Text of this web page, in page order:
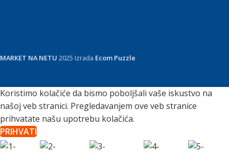
MARKET NA NETU 2025 Izrada Ecom Puzzle
Koristimo kolačiće da bismo poboljšali vaše iskustvo na
našoj veb stranici. Pregledavanjem ove veb stranice
prihvatate našu upotrebu kolačića.
PRIHVATI